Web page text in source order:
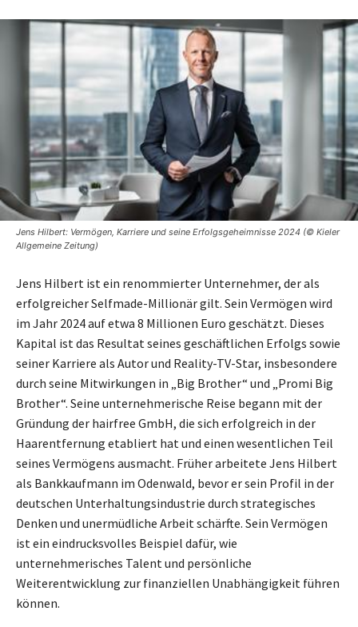
Jens Hilbert: Vermögen, Karriere und seine Erfolgsgeheimnisse 2024 (© Kieler
Allgemeine Zeitung)
Jens Hilbert ist ein renommierter Unternehmer, der als
erfolgreicher Selfmade-Millionär gilt. Sein Vermögen wird
im Jahr 2024 auf etwa 8 Millionen Euro geschätzt. Dieses
Kapital ist das Resultat seines geschäftlichen Erfolgs sowie
seiner Karriere als Autor und Reality-TV-Star, insbesondere
durch seine Mitwirkungen in „Big Brother“ und „Promi Big
Brother“. Seine unternehmerische Reise begann mit der
Gründung der hairfree GmbH, die sich erfolgreich in der
Haarentfernung etabliert hat und einen wesentlichen Teil
seines Vermögens ausmacht. Früher arbeitete Jens Hilbert
als Bankkaufmann im Odenwald, bevor er sein Profil in der
deutschen Unterhaltungsindustrie durch strategisches
Denken und unermüdliche Arbeit schärfte. Sein Vermögen
ist ein eindrucksvolles Beispiel dafür, wie
unternehmerisches Talent und persönliche
Weiterentwicklung zur finanziellen Unabhängigkeit führen
können.